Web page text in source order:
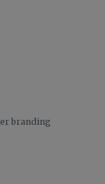
branding